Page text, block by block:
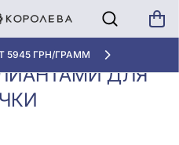
5945 ГРН/ГРАММ
Колье с бриллиантами для
дочки
ДЛЯ